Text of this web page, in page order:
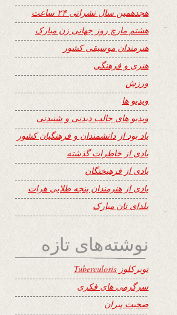
هجدهمین سال نشراتی ۲۴ ساعت
هشتم مارچ روز جهانی زن مبارک
هنرمندان موسیقی کشور
هنری و فرهنگی
ورزش
ویدیو ها
ویدیو های جالب دیدنی و شنیدنی
یاد بود از دانشمندان و فرهنگیان کشور
یادی از خاطرات گذشته
یادی از فرهیختگان
یادی از هنرمندان پنجه طلایی هرات
یلدای تان مبارک
نوشته‌های تازه
توبرکلوز Tuberculosis
سرگرمی های فکری
صحبت پیران